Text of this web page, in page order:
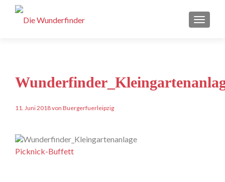
11. Juni 2018 von Buergerfuerleipzig
Picknick-Buffett